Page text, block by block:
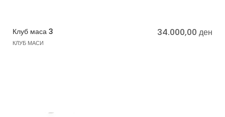
Клуб маса 3
КЛУБ МАСИ
34.000,00 ден